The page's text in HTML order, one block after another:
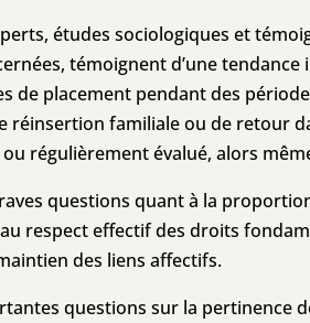
études sociologiques et
témoignent d’une
de placement pendant des
réinsertion familiale ou de retour
régulièrement évalué, alors
questions quant à la
respect effectif des droits
des liens affectifs.
questions sur la pertinence